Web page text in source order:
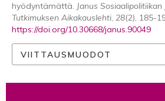
hyödyntämättä. Janus
Tutkimuksen Aikakauslehti, 28(2), 185-
https://doi.org/10.30668/janus.90049
VIITTAUSMUODOT